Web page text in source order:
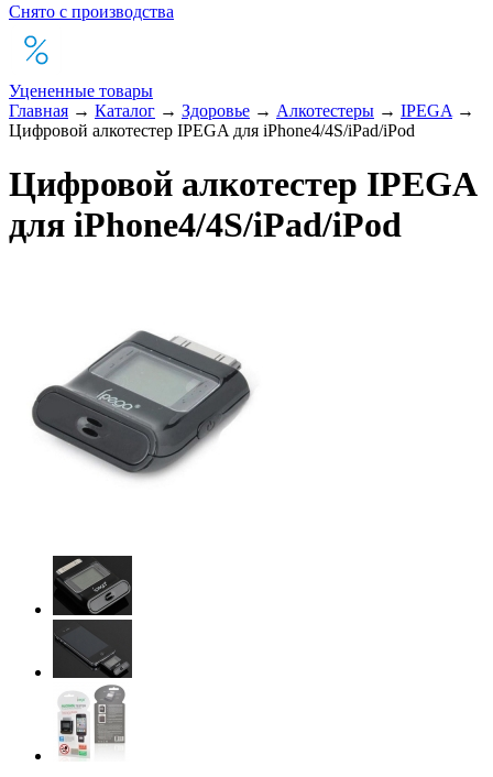
Снято с производства
Уцененные товары
Главная → Каталог → Здоровье → Алкотестеры → IPEGA →
Цифровой алкотестер IPEGA для iPhone4/4S/iPad/iPod
Цифровой алкотестер IPEGA
для iPhone4/4S/iPad/iPod